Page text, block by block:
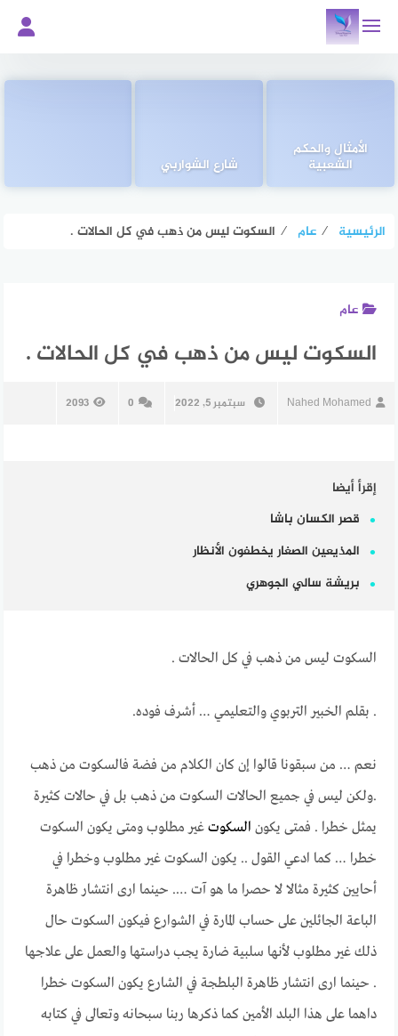
المحتوى
الأمثال والحكم
الشعبية شارع الشواربي
الرئيسية ⁄ عام ⁄ السكوت ليس من ذهب في كل الحالات .
عام
السكوت ليس من ذهب في كل الحالات .
Nahed Mohamed سبتمبر 5, 2022 0
2093
إقرأ أيضا
قصر الكسان باشا
المذيعين الصغار يخطفون الأنظار
بريشة سالي الجوهري
السكوت ليس من ذهب في كل الحالات .
. بقلم الخبير التربوي والتعليمي … أشرف فوده.
نعم … من سبقونا قالوا إن كان الكلام من فضة فالسكوت من ذهب
.ولكن ليس في جميع الحالات السكوت من ذهب بل في حالات كثيرة
يمثل خطرا . فمتى يكون السكوت غير مطلوب ومتى يكون السكوت
خطرا … كما ادعي القول .. يكون السكوت غير مطلوب وخطرا في
أحايين كثيرة مثالا لا حصرا ما هو آت …. حينما ارى انتشار ظاهرة
الباعة الجائلين على حساب المارة في الشوارع فيكون السكوت حال
ذلك غير مطلوب لأنها سلبية ضارة يجب دراستها والعمل على علاجها
. حينما ارى انتشار ظاهرة البلطجة في الشارع يكون السكوت خطرا
داهما على هذا البلد الأمين كما ذكرها ربنا سبحانه وتعالى في كتابه